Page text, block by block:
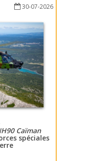
30-07-2026
Caïman
spéciales